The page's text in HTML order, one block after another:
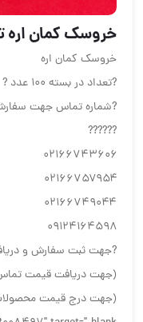
خروسک کمان اره
خروسک کمان اره
?تعداد در بسته ۱۰۰ عدد ?
?شماره تماس جهت
??????
۰۲۱۶۶۷۴۳۶۰۶
۰۲۱۶۶۷۵۷۹۵۴
۰۲۱۶۶۷۴۹۰۴۴
۰۹۱۲۴۱۶۴۵۹۸
?جهت ثبت سفارش و
(جهت دریافت قیمت
(جهت درج قیمت محصولات